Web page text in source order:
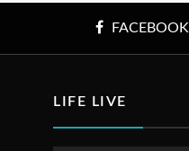
FACEBOOK
LIFE LIVE